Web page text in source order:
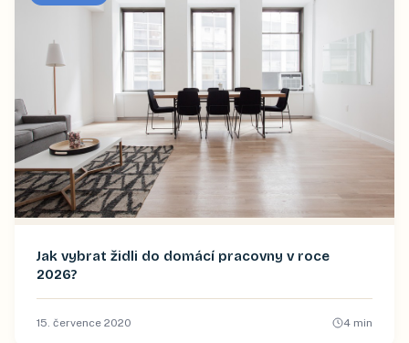
Jak vybrat židli do domácí pracovny v roce
2026?
15. července 2020 4 min